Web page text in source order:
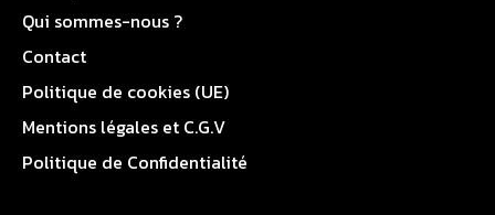
Qui sommes-nous ?
Contact
Politique de cookies (UE)
Mentions légales et C.G.V
Politique de Confidentialité